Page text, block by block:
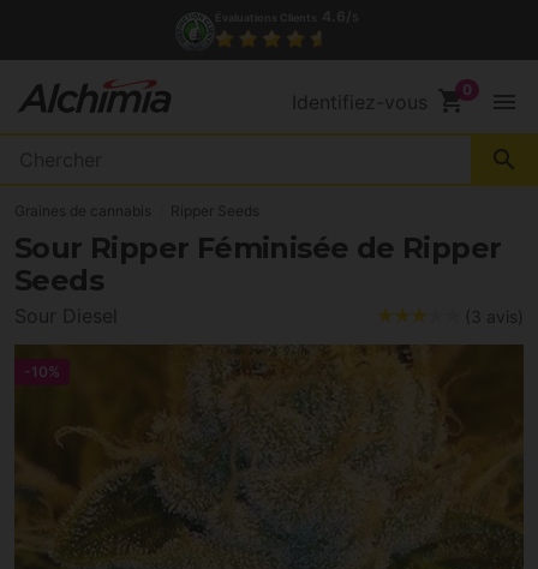
Identifiez-vous shopping_cart menu
search
Graines de cannabis Ripper Seeds
Sour Ripper Féminisée de Ripper
Seeds
Sour Diesel (3 avis)
-10%